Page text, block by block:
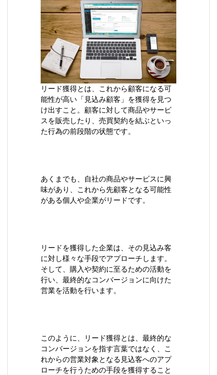
リード獲得とは、これから顧客になる可
能性が高い「見込み顧客」を獲得を見つ
け出すこと。顧客に対して商品やサービ
スを販売したり、売買契約を結ぶといっ
た行為の前段階の状態です。
あくまでも、自社の商品やサービスに興
味があり、これから先顧客となる可能性
がある個人や企業がリードです。
リードを獲得した企業は、その見込み客
に対し様々な手段でアプローチします。
そして、購入や契約に至るための活動を
行い、最終的なコンバージョンに向けた
営業を活動を行います。
このように、リード獲得とは、最終的な
コンバージョンを指す言葉ではなく、こ
れからの営業対象となる見込客へのアプ
ローチを行うための手段を獲得すること